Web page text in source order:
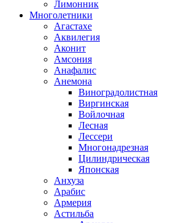
Лимонник
Многолетники
Агастахе
Аквилегия
Аконит
Амсония
Анафалис
Анемона
Виноградолистная
Виргинская
Войлочная
Лесная
Лессери
Многонадрезная
Цилиндрическая
Японская
Анхуза
Арабис
Армерия
Астильба